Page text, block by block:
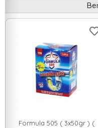
Formula 505 ( 3x50gr ) (